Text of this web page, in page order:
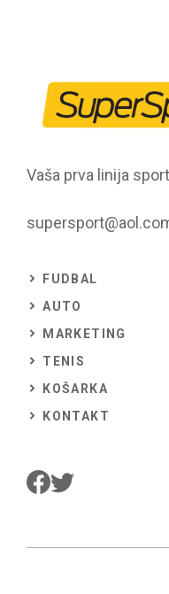
Vaša prva linija
FUDBAL
AUTO
MARKETING
TENIS
KOŠARKA
KONTAKT